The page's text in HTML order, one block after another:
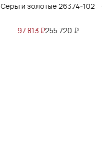
Серьги золотые 26374-102
97 813₽255 720₽